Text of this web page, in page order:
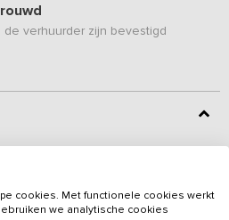
de verhuurder zijn bevestigd
Roosendaal en Antwerpen. Het
tussen de weilanden, en
een eigen boomgaard. De
cookies. Met functionele cookies werkt
we analytische cookies